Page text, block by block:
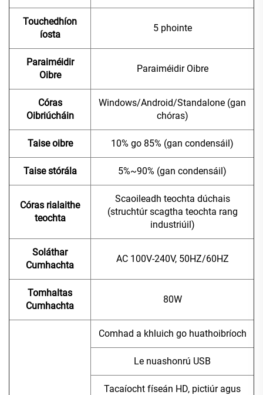
Touchedhíon
íosta
5 phointe
Paraiméidir
Oibre
Paraiméidir Oibre
Córas
Oibriúcháin
Windows/Android/Standalone (gan
chóras)
Taise oibre 10% go 85% (gan condensáil)
Taise stórála 5%~90% (gan condensáil)
Córas rialaithe
teochta
Scaoileadh teochta dúchais
(struchtúr scagtha teochta rang
industriúil)
Soláthar
Cumhachta
AC 100V-240V, 50HZ/60HZ
Tomhaltas
Cumhachta
80W
Comhad a khluich go huathoibríoch
Le nuashonrú USB
Tacaíocht físeán HD, pictiúr agus